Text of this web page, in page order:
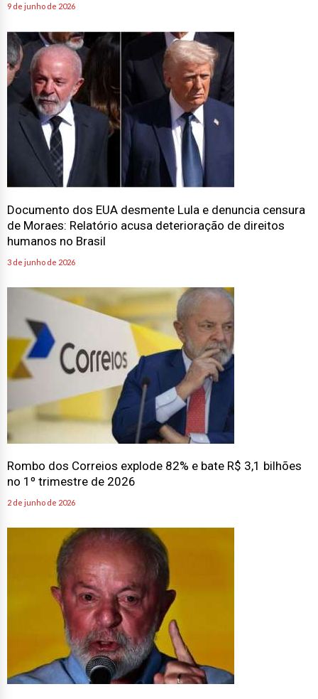
9 de junho de 2026
Documento dos EUA desmente Lula e denuncia censura
de Moraes: Relatório acusa deterioração de direitos
humanos no Brasil
3 de junho de 2026
Rombo dos Correios explode 82% e bate R$ 3,1 bilhões
no 1º trimestre de 2026
2 de junho de 2026